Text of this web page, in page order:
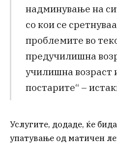
надминување на
со кои се
проблемите во
предучилишна
училишна возраст
постарите“ –
Услугите, додаде, ќе
упатување од матичен